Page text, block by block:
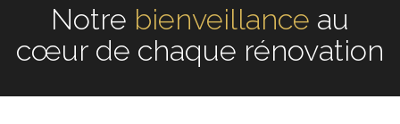
Notreécouteau cœur de
chaque rénovation